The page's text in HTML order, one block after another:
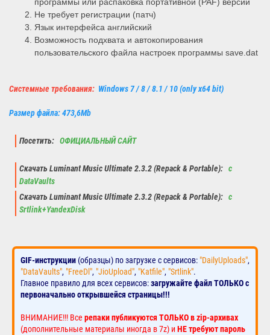
Не требует регистрации (патч)
Язык интерфейса английский
Возможность подхвата и автокопирования
пользовательского файла настроек программы save.dat
Системные требования: Windows 7 / 8 / 8.1 / 10 (only x64 bit)
Размер файла: 473,6Mb
Посетить: ОФИЦИАЛЬНЫЙ САЙТ
Скачать Luminant Music Ultimate 2.3.2 (Repack & Portable): с
DataVaults
Скачать Luminant Music Ultimate 2.3.2 (Repack & Portable): с
Srtlink+YandexDisk
GIF-инструкции (образцы) по загрузке с сервисов: "DailyUploads",
"DataVaults", "FreeDl", "JioUpload", "Katfile", "Srtlink".
Главное правило для всех сервисов:загружайте файл ТОЛЬКО с
первоначально открывшейся страницы!!!
ВНИМАНИЕ!!! Все репаки публикуются ТОЛЬКО в zip-архивах
(дополнительные материалы иногда в 7z) иНЕ требуют пароль